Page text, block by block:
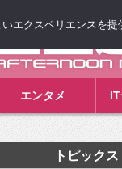
エンタメ
トピックス
いエクスペリエンスを